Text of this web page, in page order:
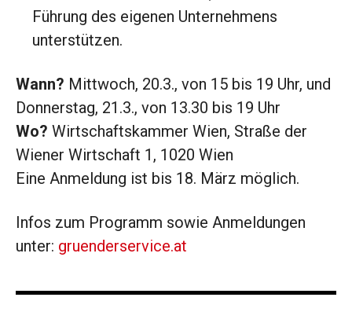
Führung des eigenen Unternehmens
unterstützen.
Wann? Mittwoch, 20.3., von 15 bis 19 Uhr, und
Donnerstag, 21.3., von 13.30 bis 19 Uhr
Wo? Wirtschaftskammer Wien, Straße der
Wiener Wirtschaft 1, 1020 Wien
Eine Anmeldung ist bis 18. März möglich.
Infos zum Programm sowie Anmeldungen
unter: gruenderservice.at